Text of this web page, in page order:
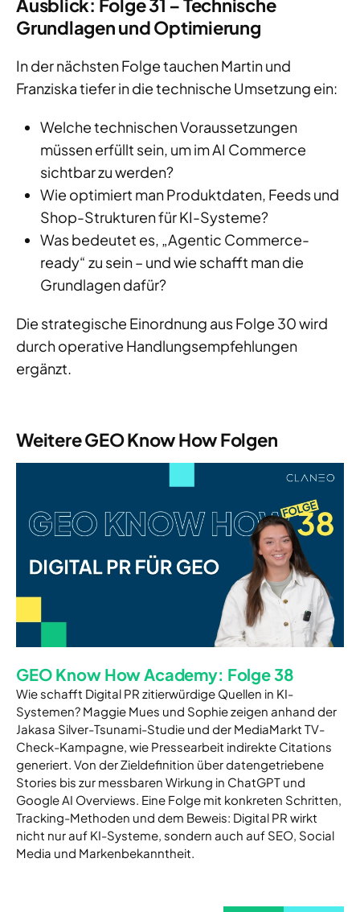
Ausblick: Folge 31 – Technische
Grundlagen und Optimierung
In der nächsten Folge tauchen Martin und
Franziska tiefer in die technische Umsetzung ein:
Welche technischen Voraussetzungen
müssen erfüllt sein, um im AI Commerce
sichtbar zu werden?
Wie optimiert man Produktdaten, Feeds und
Shop-Strukturen für KI-Systeme?
Was bedeutet es, „Agentic Commerce-
ready“ zu sein – und wie schafft man die
Grundlagen dafür?
Die strategische Einordnung aus Folge 30 wird
durch operative Handlungsempfehlungen
ergänzt.
Weitere GEO Know How Folgen
GEO Know How Academy: Folge 38
Wie schafft Digital PR zitierwürdige Quellen in KI-
Systemen? Maggie Mues und Sophie zeigen anhand der
Jakasa Silver-Tsunami-Studie und der MediaMarkt TV-
Check-Kampagne, wie Pressearbeit indirekte Citations
generiert. Von der Zieldefinition über datengetriebene
Stories bis zur messbaren Wirkung in ChatGPT und
Google AI Overviews. Eine Folge mit konkreten Schritten,
Tracking-Methoden und dem Beweis: Digital PR wirkt
nicht nur auf KI-Systeme, sondern auch auf SEO, Social
Media und Markenbekanntheit.